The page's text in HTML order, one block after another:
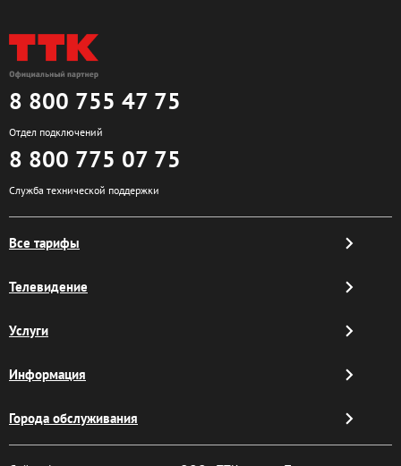
8 800 755 47 75
Отдел подключений
8 800 775 07 75
Служба технической поддержки
Все тарифы
Телевидение
Услуги
Информация
Города обслуживания